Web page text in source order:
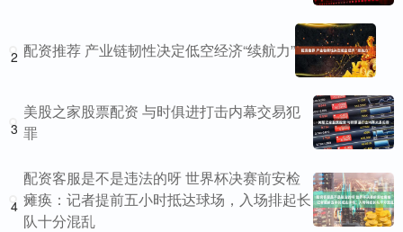
2 配资推荐 产业链韧性决定低空经济“续航力”
3
美股之家股票配资 与时俱进打击内幕交易犯
罪
4
配资客服是不是违法的呀 世界杯决赛前安检
瘫痪：记者提前五小时抵达球场，入场排起长
队十分混乱